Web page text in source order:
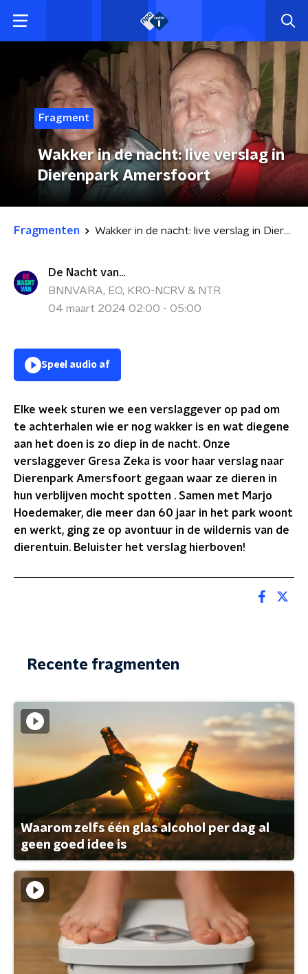
Fragment
Wakker in de nacht: live verslag in
Dierenpark Amersfoort
Fragmenten Wakker in de nacht: live verslag in Dierenpark Amersfoort
De Nacht van...
BNNVARA, EO, KRO-NCRV & NTR
04 maart 2024 02:00 - 05:00
Speel audio af
Elke week sturen we een verslaggever op pad om
te achterhalen wie er nog wakker is en wat diegene
aan het doen is zo diep in de nacht. Onze
verslaggever Gresa Zeka is voor haar verslag naar
Dierenpark Amersfoort gegaan waar ze dieren in
hun verblijven mocht spotten . Samen met Marjo
Hoedemaker, die meer dan 60 jaar in het park woont
en werkt, ging ze op avontuur in de wildernis van de
dierentuin. Beluister het verslag hierboven!
Recente fragmenten
Waarom zelfs één glas alcohol per dag al
geen goed idee is